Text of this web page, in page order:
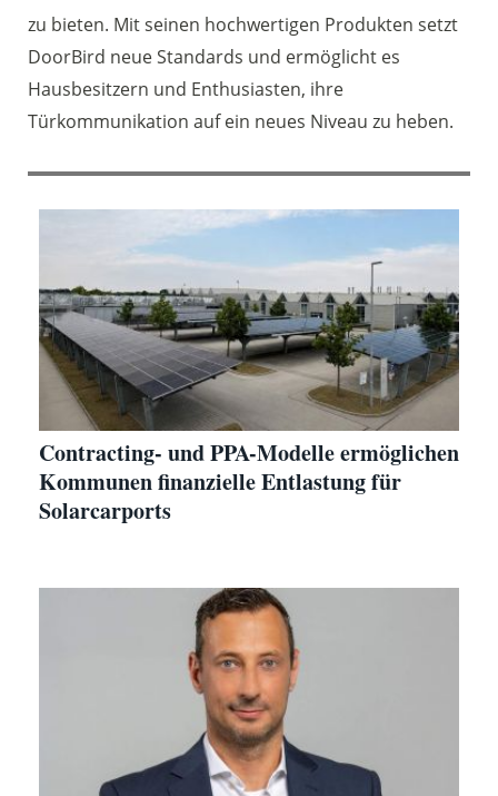
zu bieten. Mit seinen hochwertigen Produkten setzt
DoorBird neue Standards und ermöglicht es
Hausbesitzern und Enthusiasten, ihre
Türkommunikation auf ein neues Niveau zu heben.
Contracting- und PPA-Modelle ermöglichen
Kommunen finanzielle Entlastung für
Solarcarports